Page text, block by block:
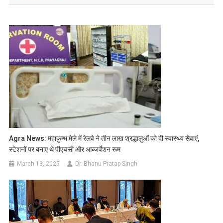
Agra News: महाकुम्भ मेले में रेलवे ने तीन लाख श्रद्धालुओं को दी स्वास्थ्य सेवाएं,
स्टेशनों पर बनाए थे पीएचसी और आब्जर्वेशन रूम
March 13, 2025 Dr. Bhanu Pratap Singh